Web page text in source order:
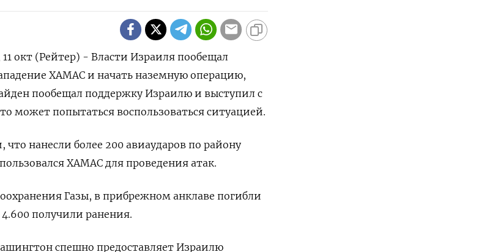
(Рейтер) - Власти Израиля пообещал
ХАМАС и начать наземную операцию,
пообещал поддержку Израилю и выступил с
может попытаться воспользоваться ситуацией.
нанесли более 200 авиаударов по району
ХАМАС для проведения атак.
Газы, в прибрежном анклаве погибли
получили ранения.
спешно предоставляет Израилю